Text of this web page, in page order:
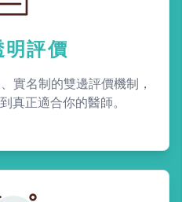
明評價
實名制的雙邊評價機制，
真正適合你的醫師。